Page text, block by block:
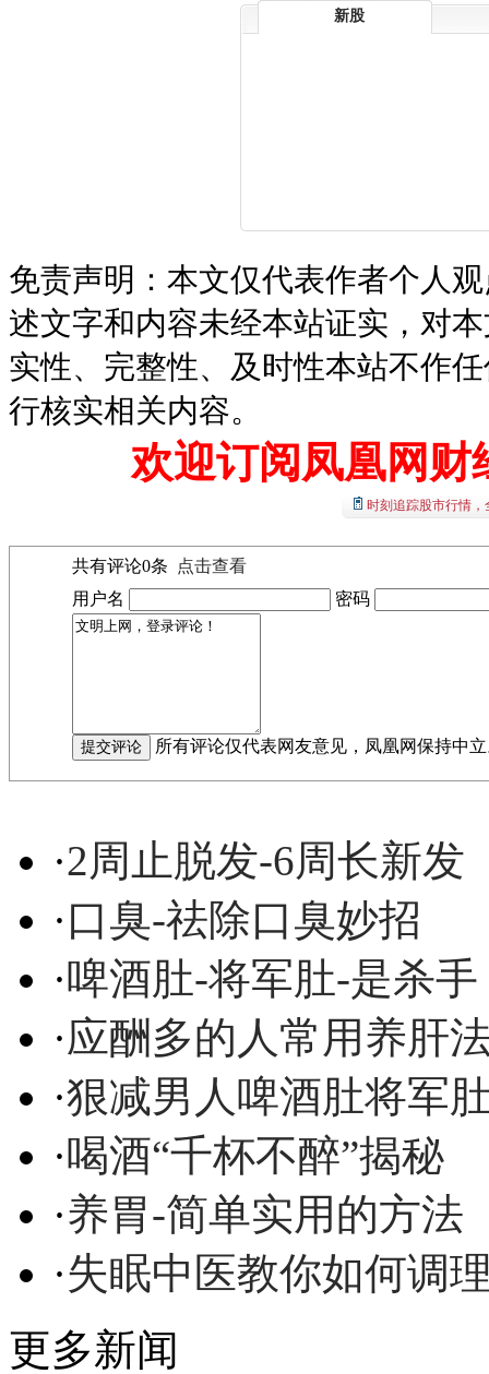
新股
免责声明：本文仅代表作者个人
述文字和内容未经本站证实，对
实性、完整性、及时性本站不作
行核实相关内容。
欢迎订阅凤凰网财
时刻追踪股市行情
共有评论0条
点击查看
用户名
密码
所有评论仅代表网友意见，凤凰网保持中
·2周止脱发-6周长新发
·口臭-祛除口臭妙招
·啤酒肚-将军肚-是杀手
·应酬多的人常用养肝
·狠减男人啤酒肚将军
·喝酒“千杯不醉”揭秘
·养胃-简单实用的方法
·失眠中医教你如何调
更多新闻